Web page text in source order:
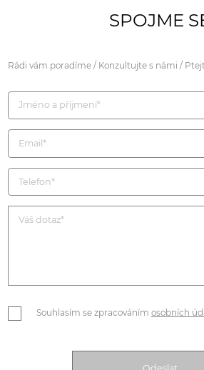
SPOJME
Rádi vám poradíme / Konzultujte s námi /
Souhlasím se zpracováním osobních